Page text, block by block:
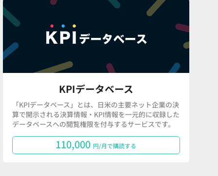
KPIデータベース
「KPIデータベース」とは、日米の主要ネット企業の決
算で開示される決算情報・KPI情報を一元的に収録した
データベースへの閲覧権限を付与するサービスです。
110,000 円/月で購読する